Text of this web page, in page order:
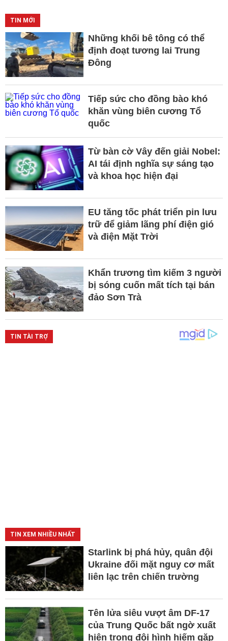
TIN MỚI
Những khối bê tông có thể
định đoạt tương lai Trung
Đông
Tiếp sức cho đồng bào khó
khăn vùng biên cương Tổ
quốc
Từ bàn cờ Vây đến giải Nobel:
AI tái định nghĩa sự sáng tạo
và khoa học hiện đại
EU tăng tốc phát triển pin lưu
trữ để giảm lãng phí điện gió
và điện Mặt Trời
Khẩn trương tìm kiếm 3 người
bị sóng cuốn mất tích tại bán
đảo Sơn Trà
TIN XEM NHIỀU NHẤT
Starlink bị phá hủy, quân đội
Ukraine đối mặt nguy cơ mất
liên lạc trên chiến trường
Tên lửa siêu vượt âm DF-17
của Trung Quốc bất ngờ xuất
hiện trong đội hình hiếm gặp